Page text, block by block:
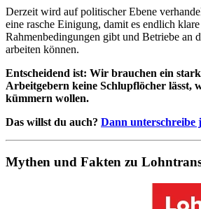
Derzeit wird auf politischer Ebene
eine rasche Einigung, damit es endlich
Rahmenbedingungen gibt und Betriebe an
arbeiten können.
Entscheidend ist: Wir brauchen ein
Arbeitgebern keine Schlupflöcher lässt,
kümmern wollen.
Das willst du auch? Dann unterschreibe
Mythen und Fakten zu